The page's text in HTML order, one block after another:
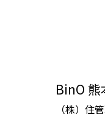
BinO 熊
（株）住